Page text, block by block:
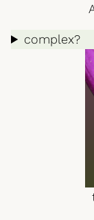
complex?